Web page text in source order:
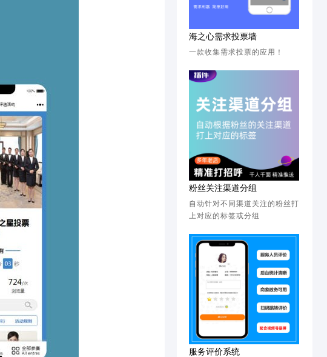
海之心需求投票墙
一款收集需求投票的应用！
粉丝关注渠道分组
自动针对不同渠道关注的粉丝打
上对应的标签或分组
服务评价系统